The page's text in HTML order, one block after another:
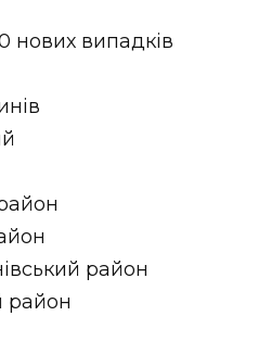
(відеоверсія)
НОВИНИ
УКРАЇНИ
нових випадків
район
район